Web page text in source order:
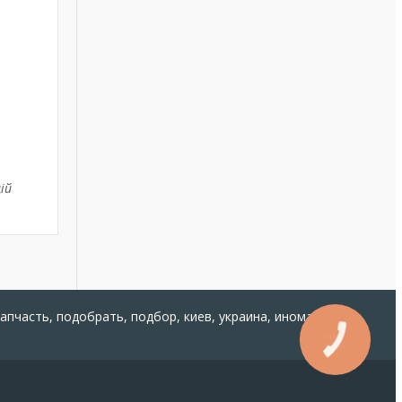
подобрать, подбор, киев, украина, иномарка,
КНОПКА
ЗВ'ЯЗКУ